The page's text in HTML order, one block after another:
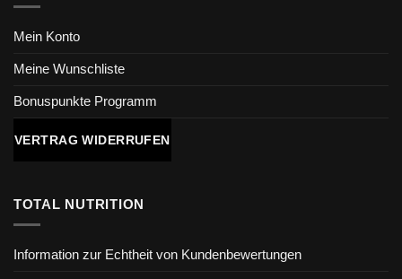
Mein Konto
Meine Wunschliste
Bonuspunkte Programm
VERTRAG WIDERRUFEN
TOTAL NUTRITION
Information zur Echtheit von Kundenbewertungen